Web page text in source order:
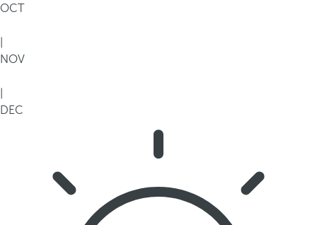
OCT
NOV
DEC